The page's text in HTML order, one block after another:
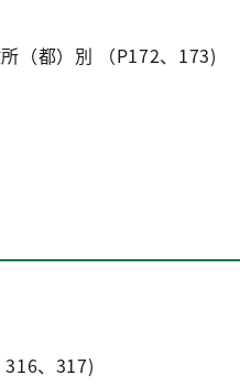
（都）別 （P172、173)
316、317)